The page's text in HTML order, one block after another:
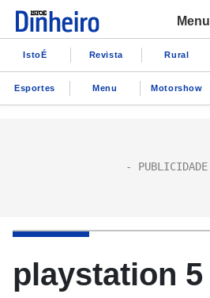
Menu
IstoÉ Revista Rural
Esportes Menu Motorshow
playstation 5